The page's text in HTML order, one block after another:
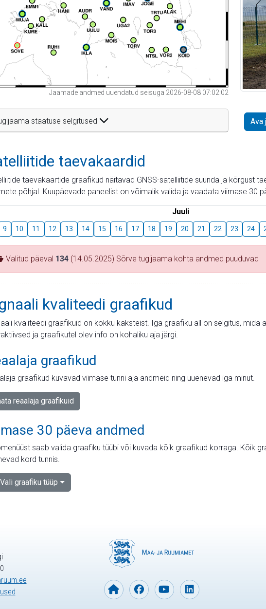
Jaamade andmed uuendatud seisuga 2026-08-08 07:02:02
staatuse selgitused Ava
taevakaardid
taevakaartide graafikud näitavad GNSS-satelliitide suunda ja kõrgust
põhjal. Kuupäevade paneelist on võimalik valida ja vaadata viimase 30
Juuli
9 10 11 12 13 14 15 16 17 18 19 20 21 22 23 24
Valitud päeval 134 (14.05.2025) Sõrve tugijaama kohta andmed puuduvad
kvaliteedi graafikud
kvaliteedi graafikuid on kokku kaksteist. Iga graafiku all on selgitus, mida
ja graafikutel olev info on kohaliku aja järgi.
graafikud
graafikud kuvavad viimase tunni aja andmeid ning uuenevad iga minut.
reaalaja graafikuid
30 päeva andmed
saab valida graafiku tüübi või kuvada kõik graafikud korraga. Kõik
kord tunnis.
Vali graafiku tüüp